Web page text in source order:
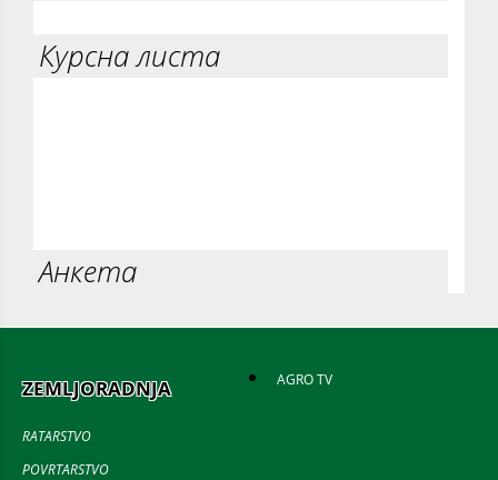
Курсна листа
Анкета
ZEMLJORADNJA
RATARSTVO
POVRTARSTVO
AGRO TV